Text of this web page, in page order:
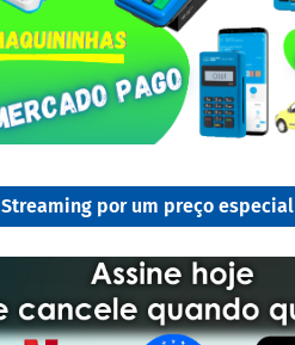
Streaming por um preço especial